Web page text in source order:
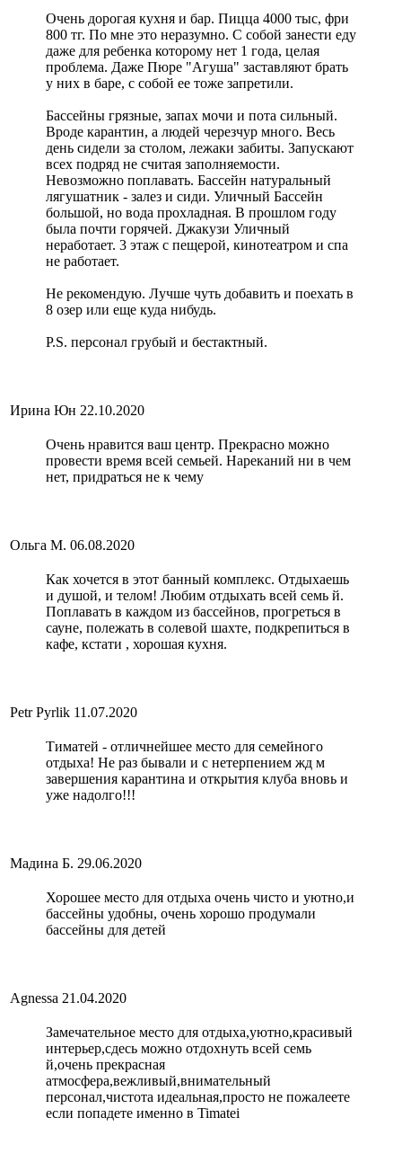
Очень дорогая кухня и бар. Пицца 4000 тыс, фри
800 тг. По мне это неразумно. С собой занести еду
даже для ребенка которому нет 1 года, целая
проблема. Даже Пюре "Агуша" заставляют брать
у них в баре, с собой ее тоже запретили.
Бассейны грязные, запах мочи и пота сильный.
Вроде карантин, а людей черезчур много. Весь
день сидели за столом, лежаки забиты. Запускают
всех подряд не считая заполняемости.
Невозможно поплавать. Бассейн натуральный
лягушатник - залез и сиди. Уличный Бассейн
большой, но вода прохладная. В прошлом году
была почти горячей. Джакузи Уличный
неработает. 3 этаж с пещерой, кинотеатром и спа
не работает.
Не рекомендую. Лучше чуть добавить и поехать в
8 озер или еще куда нибудь.
P.S. персонал грубый и бестактный.
Ирина Юн 22.10.2020
Очень нравится ваш центр. Прекрасно можно
провести время всей семьей. Нареканий ни в чем
нет, придраться не к чему
Ольга М. 06.08.2020
Как хочется в этот банный комплекс. Отдыхаешь
и душой, и телом! Любим отдыхать всей семь й.
Поплавать в каждом из бассейнов, прогреться в
сауне, полежать в солевой шахте, подкрепиться в
кафе, кстати , хорошая кухня.
Petr Pyrlik 11.07.2020
Тиматей - отличнейшее место для семейного
отдыха! Не раз бывали и с нетерпением жд м
завершения карантина и открытия клуба вновь и
уже надолго!!!
Мадина Б. 29.06.2020
Хорошее место для отдыха очень чисто и уютно,и
бассейны удобны, очень хорошо продумали
бассейны для детей
Agnessa 21.04.2020
Замечательное место для отдыха,уютно,красивый
интерьер,сдесь можно отдохнуть всей семь
й,очень прекрасная
атмосфера,вежливый,внимательный
персонал,чистота идеальная,просто не пожалеете
если попадете именно в Timatei